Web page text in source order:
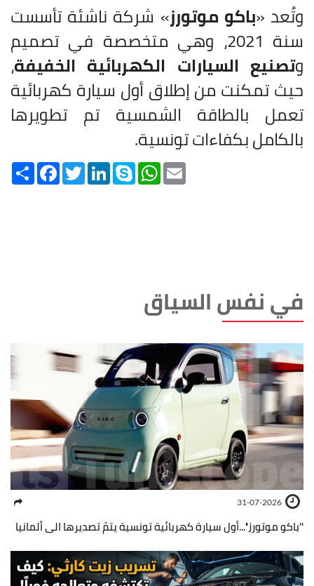
وتُعد «باكو موتورز» شركة ناشئة تأسست
سنة 2021، وهي متخصصة في تصميم
وتصنيع السيارات الكهربائية الخفيفة،
حيث تمكنت من إطلاق أول سيارة كهربائية
تعمل بالطاقة الشمسية تم تطويرها
بالكامل بكفاءات تونسية.
Share FacebookTwitterLinkedInSkype WhatsApp
في نفس السياق
31-07-2026
''باكو موتورز''...أول سيارة كهربائية تونسية يتمّ تصديرها الى ألمانيا